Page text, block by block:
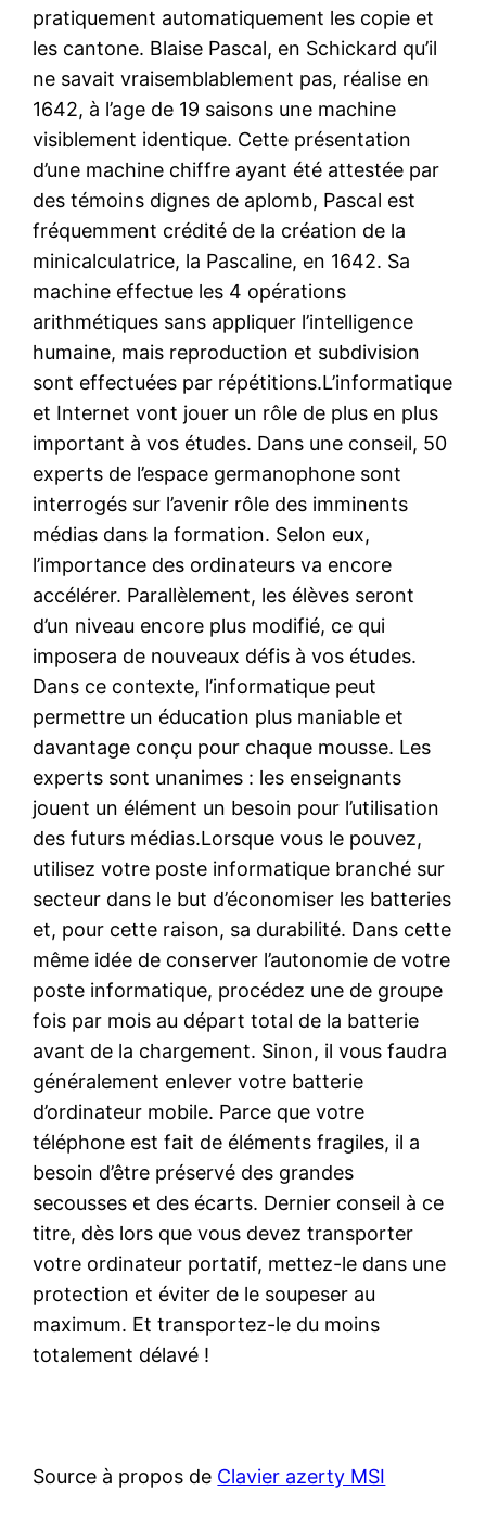
pratiquement automatiquement les copie et
les cantone. Blaise Pascal, en Schickard qu’il
ne savait vraisemblablement pas, réalise en
1642, à l’age de 19 saisons une machine
visiblement identique. Cette présentation
d’une machine chiffre ayant été attestée par
des témoins dignes de aplomb, Pascal est
fréquemment crédité de la création de la
minicalculatrice, la Pascaline, en 1642. Sa
machine effectue les 4 opérations
arithmétiques sans appliquer l’intelligence
humaine, mais reproduction et subdivision
sont effectuées par répétitions.L’informatique
et Internet vont jouer un rôle de plus en plus
important à vos études. Dans une conseil, 50
experts de l’espace germanophone sont
interrogés sur l’avenir rôle des imminents
médias dans la formation. Selon eux,
l’importance des ordinateurs va encore
accélérer. Parallèlement, les élèves seront
d’un niveau encore plus modifié, ce qui
imposera de nouveaux défis à vos études.
Dans ce contexte, l’informatique peut
permettre un éducation plus maniable et
davantage conçu pour chaque mousse. Les
experts sont unanimes : les enseignants
jouent un élément un besoin pour l’utilisation
des futurs médias.Lorsque vous le pouvez,
utilisez votre poste informatique branché sur
secteur dans le but d’économiser les batteries
et, pour cette raison, sa durabilité. Dans cette
même idée de conserver l’autonomie de votre
poste informatique, procédez une de groupe
fois par mois au départ total de la batterie
avant de la chargement. Sinon, il vous faudra
généralement enlever votre batterie
d’ordinateur mobile. Parce que votre
téléphone est fait de éléments fragiles, il a
besoin d’être préservé des grandes
secousses et des écarts. Dernier conseil à ce
titre, dès lors que vous devez transporter
votre ordinateur portatif, mettez-le dans une
protection et éviter de le soupeser au
maximum. Et transportez-le du moins
totalement délavé !
Source à propos de Clavier azerty MSI